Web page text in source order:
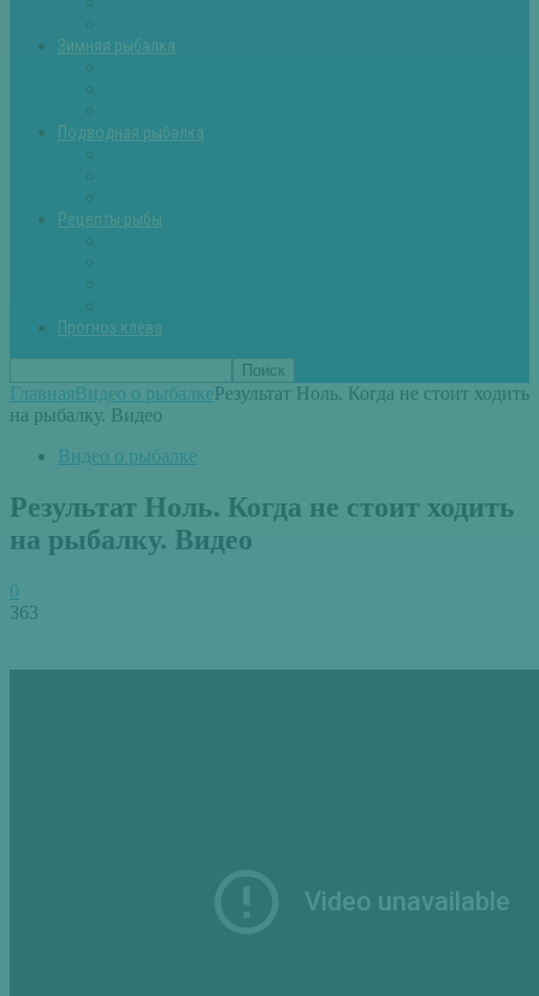
Зимняя рыбалка
Подводная рыбалка
Рецепты рыбы
Прогноз клева
ГлавнаяВидео о рыбалкеРезультат Ноль. Когда не стоит ходить
на рыбалку. Видео
Видео о рыбалке
Результат Ноль. Когда не стоит ходить
на рыбалку. Видео
0
363